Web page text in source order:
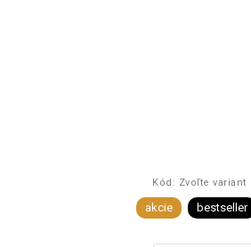
Kód: Zvoľte variant
akcie bestseller